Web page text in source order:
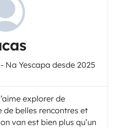
Yescapa desde 2025
explorer de
de belles rencontres et
van est bien plus qu’un